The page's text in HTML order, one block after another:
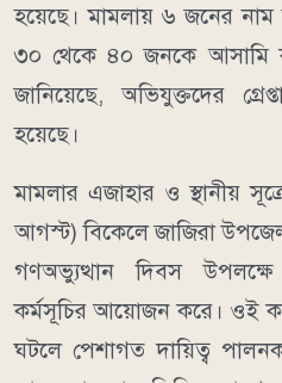
হয়েছে। মামলায় ৬ জনের
৩০ থেকে ৪০ জনকে আসামি
জানিয়েছে, অভিযুক্তদের
হয়েছে।
মামলার এজাহার ও স্থানীয়
আগস্ট) বিকেলে জাজিরা
গণঅভ্যুত্থান দিবস
কর্মসূচির আয়োজন করে। ওই
ঘটলে পেশাগত দায়িত্ব